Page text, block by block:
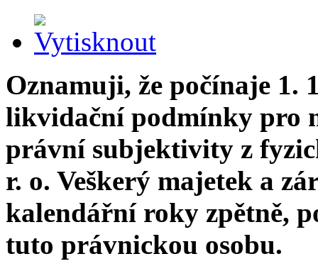
Oznamuji, že počínaje 1.
likvidační podmínky pro
právní subjektivity z
r. o. Veškerý majetek a
kalendářní roky zpětně,
tuto právnickou osobu.